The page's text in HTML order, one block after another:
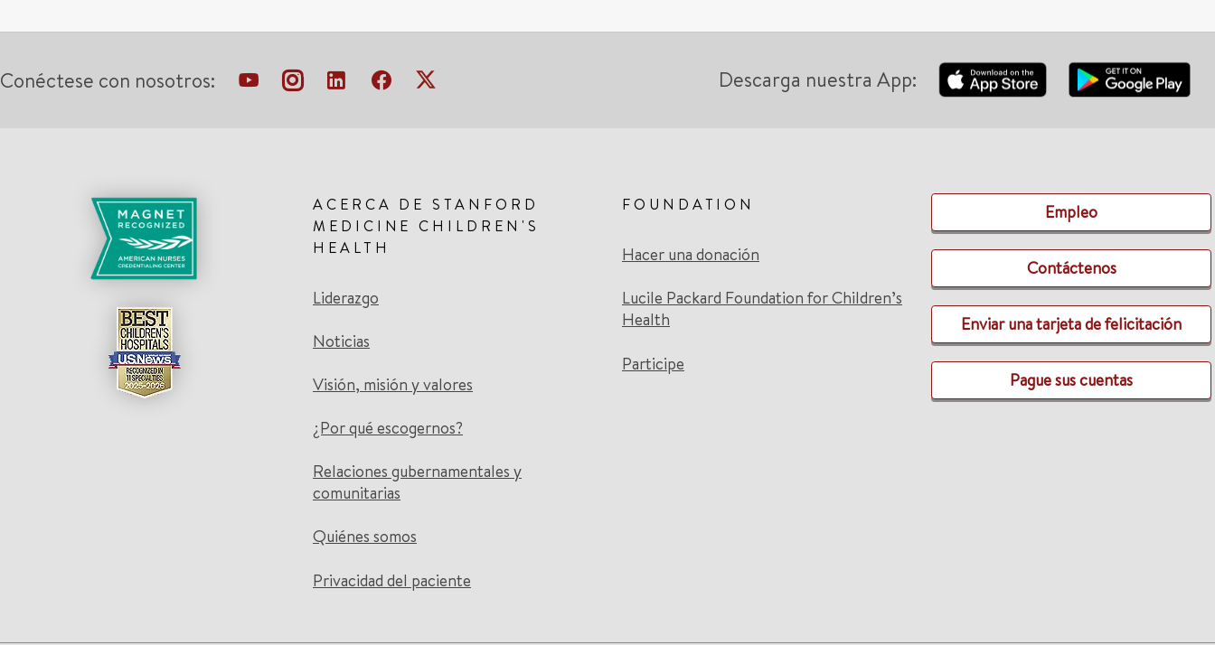
Conéctese con nosotros: Descarga nuestra App:
ACERCA DE STANFORD
MEDICINE CHILDREN'S
HEALTH
Liderazgo
Noticias
Visión, misión y valores
¿Por qué escogernos?
Relaciones gubernamentales y
comunitarias
Quiénes somos
Privacidad del paciente
FOUNDATION
Hacer una donación
Lucile Packard Foundation for Children’s
Health
Participe
Empleo
Contáctenos
Enviar una tarjeta de felicitación
Pague sus cuentas